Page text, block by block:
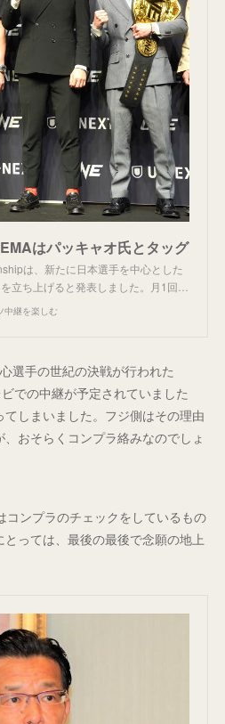
はパッキャオ氏とタッグ
は、新たに日本選手を中心とした
立ち上げると発表しました。月1回…
中継を楽しむ
選手の世紀の決戦が行われた
での中継が予定されていました
しまいました。フジ側はその理由
おそらくコンプラ絡みなのでしょ
コンプラのチェックをしているもの
っては、最後の最後で念願の地上